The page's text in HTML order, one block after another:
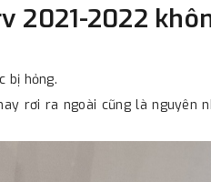
2021-2022
bị hỏng.
rơi ra ngoài cũng là nguyên